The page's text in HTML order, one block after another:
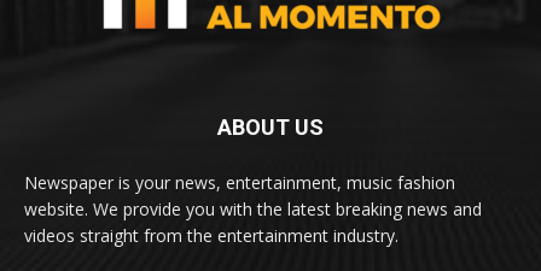
ABOUT US
Newspaper is your news, entertainment, music fashion
website. We provide you with the latest breaking news and
videos straight from the entertainment industry.